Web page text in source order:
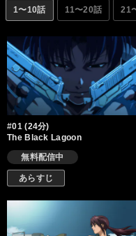
1〜10話 11〜20話 21
#01 (24分)
The Black Lagoon
無料配信中
あらすじ